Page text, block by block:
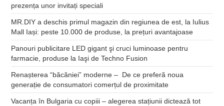
prezența unor invitați speciali
MR.DIY a deschis primul magazin din regiunea de est, la Iulius
Mall Iași: peste 10.000 de produse, la prețuri avantajoase
Panouri publicitare LED gigant şi cruci luminoase pentru
farmacie, produse la Iaşi de Techno Fusion
Renașterea “băcăniei” moderne – De ce preferă noua
generație de consumatori comerțul de proximitate
Vacanța în Bulgaria cu copiii – alegerea stațiunii dictează tot